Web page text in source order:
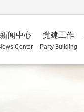
新闻中心
Center
党建工作
Party Building